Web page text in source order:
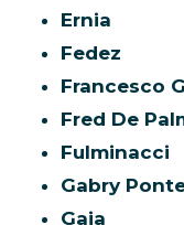
Ernia
Fedez
Francesco
Fred De
Fulminacci
Gabry
Gaia